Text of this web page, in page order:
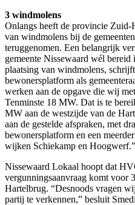
3 windmolens
Onlangs heeft de provincie Zuid-
van windmolens bij de
teruggenomen. Een belangrijk
gemeente Nissewaard wél bereid
plaatsing van windmolens,
bewonersplatform als
werken aan de opgave die wij
Tenminste 18 MW. Dat is te
MW aan de westzijde van de
aan de gestelde afspraken, met
bewonersplatform en een
wijken Schiekamp en Hoogwerf.”
Nissewaard Lokaal hoopt dat
vergunningsaanvraag komt voor
Hartelbrug. “Desnoods vragen
partij te verkennen,” besluit